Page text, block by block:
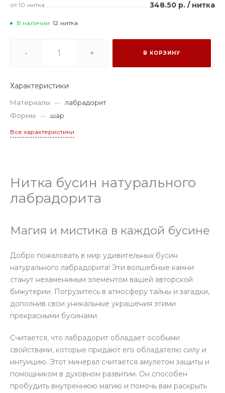
от 10 нитка 348.50 р. / нитка
В наличии 12 нитка
- + В КОРЗИНУ
Характеристики
Материалы — лабрадорит
Формы — шар
Все характеристики
Нитка бусин натурального
лабрадорита
Магия и мистика в каждой бусине
Добро пожаловать в мир удивительных бусин
натурального лабрадорита! Эти волшебные камни
станут незаменимым элементом вашей авторской
бижутерии. Погрузитесь в атмосферу тайны и загадки,
дополнив свои уникальные украшения этими
прекрасными бусинами.
Считается, что лабрадорит обладает особыми
свойствами, которые придают его обладателю силу и
интуицию. Этот минерал считается амулетом защиты и
помощником в духовном развитии. Он способен
пробудить внутреннюю магию и помочь вам раскрыть